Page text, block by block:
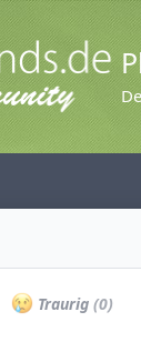
Traurig(0)